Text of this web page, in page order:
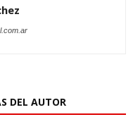
DEL AUTOR